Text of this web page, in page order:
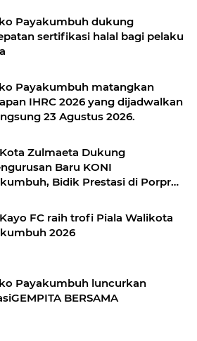
Payakumbuh dukung
sertifikasi halal bagi pelaku
Payakumbuh matangkan
IHRC 2026 yang dijadwalkan
berlangsung 23 Agustus 2026.
Zulmaeta Dukung
Baru KONI
Bidik Prestasi di Porprov
trofi Piala Walikota
2026
Payakumbuh luncurkan
BERSAMA